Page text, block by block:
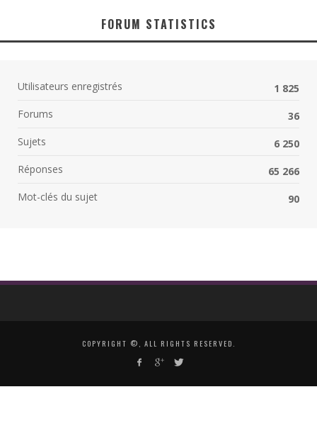
FORUM STATISTICS
Utilisateurs enregistrés
1 825
Forums
36
Sujets
6 250
Réponses
65 266
Mot-clés du sujet
90
COPYRIGHT ©, ALL RIGHTS RESERVED.